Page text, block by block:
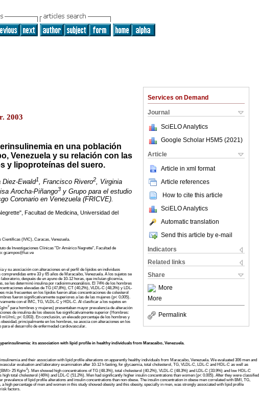
Services on Demand
Journal
SciELO Analytics
Google Scholar H5M5 (2021 )
Article
Article in xml format
Article references
How to cite this article
SciELO Analytics
Automatic translation
Send this article by e-mail
Indicators
Related links
Share
More
More
Permalink
2003
en una población
Venezuela y su relación con las
y lipoproteínas del suero.
Diez-Ewald1, Francisco Rivero2, Virginia
Arocha-Piñango3y Grupo para el estudio
Coronario en Venezuela (FRICVE).
Facultad de Medicina, Universidad del
Científicas (IVIC), Caracas, Venezuela.
de Investigaciones Clínicas "Dr Américo Negrette", Facultad de
gcampos@luz.ve
y su asociación con alteraciones en el perfil de lípidos en individuos
entre 33 y 65 años de Maracaibo, Venezuela. A los sujetos se
después de un ayuno de 10-12 horas, que incluían glicemia,
les determinó insulina por radioinmunoanálisis. El 74% de los hombres
elevadas de TG (47,8%), CT (40,2%), VLDL-C (48,3%) y LDL-
más frecuentes en los lípidos fueron altas concentraciones de colesterol
fueron significativamente superiores a las de las mujeres (p< 0,005).
con el IMC, TG, VLDL-C y HDL-C. Al clasificar a los sujetos en
m2 para hombres y mujeres) presentaban mayor prevalencia de alteración
de insulina de los obesos fue significativamente superior (Hombres:
mL; p< 0,003). En conclusión, un elevado porcentaje de los hombres y
principalmente en los hombres, se asocia con alteraciones en los
para el desarrollo de enfermedad cardiovascular.
its association with lipid profile in healthy individuals from Maracaibo, Venezuela.
and their association with lipid profile alterations on apparently healthy individuals from Maracaibo, Venezuela. We evaluated 306 men and
evaluation and laboratory examination after 10-12 h fasting, for glycaemia, total cholesterol, TG, VLDL-C, LDL-C and HDL-C as well as
25 Kg/m2). Men showed high concentrations of TG (48.3%), total cholesterol (40.2%), VLDL-C (48.3%) and LDL-C (33.9%) and low HDL-C
total cholesterol (46%) and LDL-C (51.2%). Men had significantly higher insulin concentrations than women (p< 0.005). After they were classified
prevalence of lipid profile alterations and insulin concentrations than non obese. The insulin concentration in obese men correlated with BMI, TG,
high percentage of men and women in this study showed obesity and this obesity, specially in men, was strongly associated with lipid profile
factors.